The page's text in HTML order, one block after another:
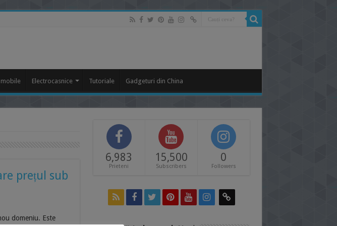
Electrocasnice Tutoriale Gadgeturi din China
prețul sub
domeniu. Este
6,983
Prieteni
15,500
Subscribers
0
Followers